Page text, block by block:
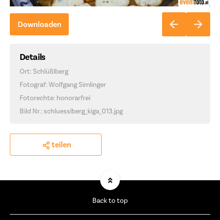
Downloaden
Details
Ort: Schlüßlberg
Fotograf: Wolfgang Simlinger
Fotorechte: honorarfrei
Bild Nr.: schluesslberg_kiga_013.jpg
teilen
Back to top